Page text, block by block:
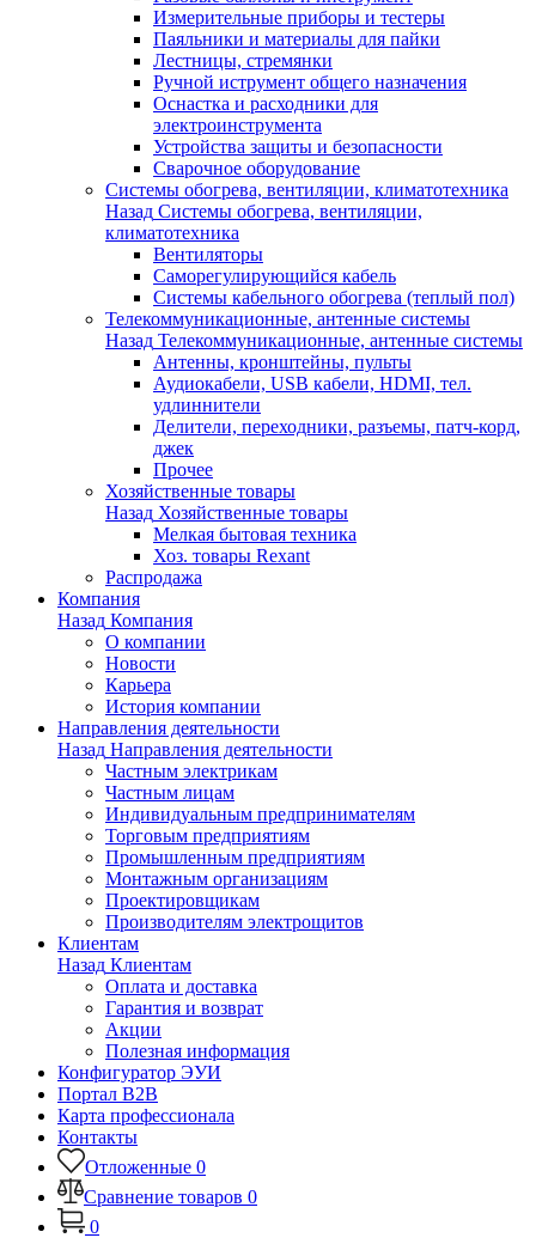
Измерительные приборы и тестеры
Паяльники и материалы для пайки
Лестницы, стремянки
Ручной иструмент общего назначения
Оснастка и расходники для
электроинструмента
Устройства защиты и безопасности
Сварочное оборудование
Системы обогрева, вентиляции, климатотехника
Назад Системы обогрева, вентиляции,
климатотехника
Вентиляторы
Саморегулирующийся кабель
Системы кабельного обогрева (теплый пол)
Телекоммуникационные, антенные системы
Назад Телекоммуникационные, антенные системы
Антенны, кронштейны, пульты
Аудиокабели, USB кабели, HDMI, тел.
удлиннители
Делители, переходники, разъемы, патч-корд,
джек
Прочее
Хозяйственные товары
Назад Хозяйственные товары
Мелкая бытовая техника
Хоз. товары Rexant
Распродажа
Компания
Назад Компания
О компании
Новости
Карьера
История компании
Направления деятельности
Назад Направления деятельности
Частным электрикам
Частным лицам
Индивидуальным предпринимателям
Торговым предприятиям
Промышленным предприятиям
Монтажным организациям
Проектировщикам
Производителям электрощитов
Клиентам
Назад Клиентам
Оплата и доставка
Гарантия и возврат
Акции
Полезная информация
Конфигуратор ЭУИ
Портал B2B
Карта профессионала
Контакты
Отложенные 0
Сравнение товаров 0
0